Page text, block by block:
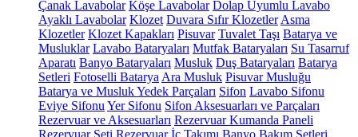
Çanak Lavabolar Köşe Lavabolar Dolap Uyumlu Lavabo
Ayaklı Lavabolar Klozet Duvara Sıfır Klozetler Asma
Klozetler Klozet Kapakları Pisuvar Tuvalet Taşı Batarya ve
Musluklar Lavabo Bataryaları Mutfak Bataryaları Su Tasarruf
Aparatı Banyo Bataryaları Musluk Duş Bataryaları Batarya
Setleri Fotoselli Batarya Ara Musluk Pisuvar Musluğu
Batarya ve Musluk Yedek Parçaları Sifon Lavabo Sifonu
Eviye Sifonu Yer Sifonu Sifon Aksesuarları ve Parçaları
Rezervuar ve Aksesuarları Rezervuar Kumanda Paneli
Rezervuar Seti Rezervuar İç Takımı Banyo Bakım Setleri